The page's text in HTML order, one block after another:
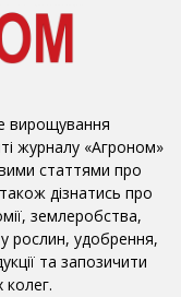
вирощування
журналу «Агроном»
статтями про
дізнатись про
землеробства,
рослин, удобрення,
та запозичити
колег.